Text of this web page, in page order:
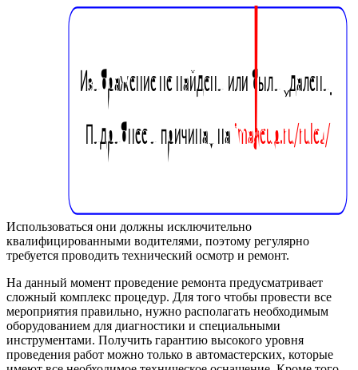
Использоваться они должны исключительно
квалифицированными водителями, поэтому регулярно
требуется проводить технический осмотр и ремонт.
На данный момент проведение ремонта предусматривает
сложный комплекс процедур. Для того чтобы провести все
мероприятия правильно, нужно располагать необходимым
оборудованием для диагностики и специальными
инструментами. Получить гарантию высокого уровня
проведения работ можно только в автомастерских, которые